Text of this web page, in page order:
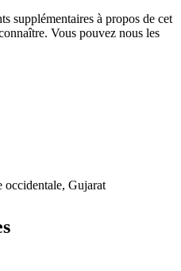
supplémentaires à propos de cet
Vous pouvez nous les
occidentale, Gujarat